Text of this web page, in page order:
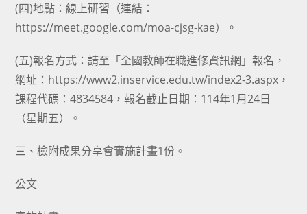
(四)地點：線上研習（連結：
https://meet.google.com/moa-cjsg-kae）。
(五)報名方式：請至「全國教師在職進修資訊網」報名，
網址：https://www2.inservice.edu.tw/index2-3.aspx，
課程代碼：4834584，報名截止日期：114年1月24日
（星期五）。
三、檢附成果分享會實施計畫1份。
公文